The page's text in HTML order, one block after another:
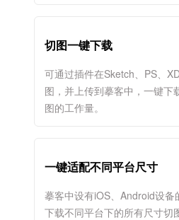
切图一键下载
可通过插件在Sketch、PS、
图，并上传到摹客中，一键下
图的工作量。
一键适配不同平台尺寸
摹客中设有iOS、Android设
下载不同平台下的所有尺寸切